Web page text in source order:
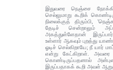
இதுவரை நெஞ்சை
செல்லுமாறு கூறிக்
நிலைக்குத் திரும்பி,
தேடிச் சென்றாலும்
அகத்துள்ளேதான்
உள்ளார் ஆகவும் புறத்து
ஓடிச் செல்கிறாயே; நீ யார்
என்று கேட்கிறாள். அவரை
கொண்டிருப்பதனால்
இருப்பதாகக் கூறி அவள்